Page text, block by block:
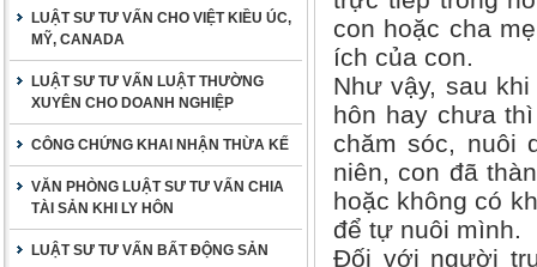
LUẬT SƯ TƯ VẤN CHO VIỆT KIỀU ÚC,
MỸ, CANADA
LUẬT SƯ TƯ VẤN LUẬT THƯỜNG
XUYÊN CHO DOANH NGHIỆP
CÔNG CHỨNG KHAI NHẬN THỪA KẾ
VĂN PHÒNG LUẬT SƯ TƯ VẤN CHIA
TÀI SẢN KHI LY HÔN
LUẬT SƯ TƯ VẤN BẤT ĐỘNG SẢN
con hoặc cha
ích của con.
Như vậy, sau
hôn hay chưa
chăm sóc, nuôi
niên, con đã
hoặc không có
để tự nuôi mình.
Đối với người